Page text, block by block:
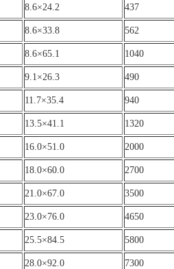
8.6×24.2 437
8.6×33.8 562
8.6×65.1 1040
9.1×26.3 490
11.7×35.4 940
13.5×41.1 1320
16.0×51.0 2000
18.0×60.0 2700
21.0×67.0 3500
23.0×76.0 4650
25.5×84.5 5800
28.0×92.0 7300